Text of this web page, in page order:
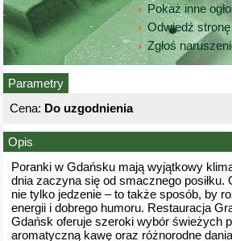
Pokaż inne
Odwiedź
Zgłoś
Parametry
Cena: Do uzgodnienia
Opis
Poranki w Gdańsku mają wyjątkowy
dnia zaczyna się od smacznego posiłku.
nie tylko jedzenie – to także sposób, by
energii i dobrego humoru. Restauracja
Gdańsk oferuje szeroki wybór świeżych
aromatyczną kawę oraz różnorodne